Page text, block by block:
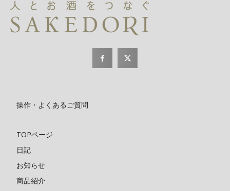
操作・よくあるご質問
TOPページ
日記
お知らせ
商品紹介